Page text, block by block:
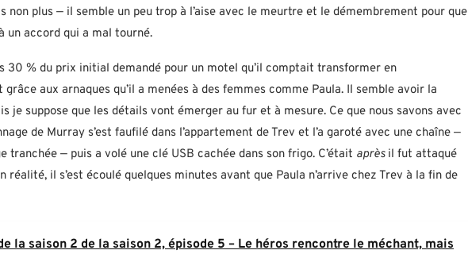
non plus — il semble un peu trop à l’aise avec le meurtre et le démembrement pour que
un accord qui a mal tourné.
30 % du prix initial demandé pour un motel qu’il comptait transformer en
aux arnaques qu’il a menées à des femmes comme Paula. Il semble avoir la
je suppose que les détails vont émerger au fur et à mesure. Ce que nous savons avec
de Murray s’est faufilé dans l’appartement de Trev et l’a garoté avec une chaîne —
tranchée — puis a volé une clé USB cachée dans son frigo. C’était après il fut attaqué
réalité, il s’est écoulé quelques minutes avant que Paula n’arrive chez Trev à la fin de
la saison 2 de la saison 2, épisode 5 – Le héros rencontre le méchant, mais